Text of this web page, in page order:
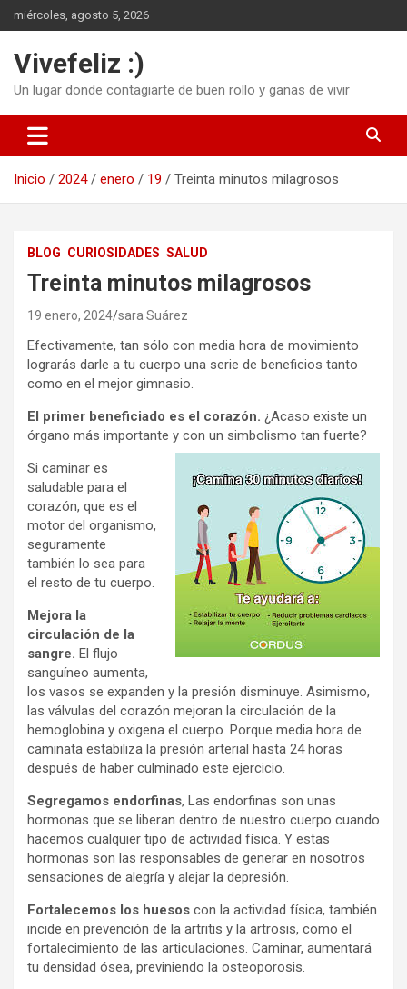
Saltar
al
miércoles, agosto 5, 2026
Vivefeliz :)
Un lugar donde contagiarte de buen rollo y ganas de vivir
Inicio 2024 enero 19 Treinta minutos milagrosos
BLOG CURIOSIDADES SALUD
Treinta minutos milagrosos
19 enero, 2024 sara Suárez
Efectivamente, tan sólo con media hora de movimiento
lograrás darle a tu cuerpo una serie de beneficios tanto
como en el mejor gimnasio.
El primer beneficiado es el corazón. ¿Acaso existe un
órgano más importante y con un simbolismo tan fuerte?
Si caminar es
saludable para el
corazón, que es el
motor del organismo,
seguramente
también lo sea para
el resto de tu cuerpo.
Mejora la
circulación de la
sangre. El flujo
sanguíneo aumenta,
los vasos se expanden y la presión disminuye. Asimismo,
las válvulas del corazón mejoran la circulación de la
hemoglobina y oxigena el cuerpo. Porque media hora de
caminata estabiliza la presión arterial hasta 24 horas
después de haber culminado este ejercicio.
Segregamos endorfinas, Las endorfinas son unas
hormonas que se liberan dentro de nuestro cuerpo cuando
hacemos cualquier tipo de actividad física. Y estas
hormonas son las responsables de generar en nosotros
sensaciones de alegría y alejar la depresión.
Fortalecemos los huesos con la actividad física, también
incide en prevención de la artritis y la artrosis, como el
fortalecimiento de las articulaciones. Caminar, aumentará
tu densidad ósea, previniendo la osteoporosis.